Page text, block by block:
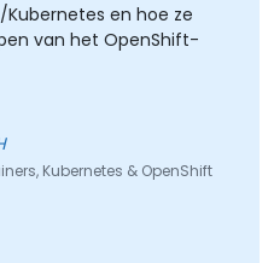
en hoe ze
het OpenShift-
& OpenShift